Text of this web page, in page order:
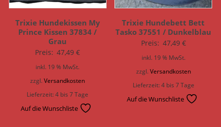
Trixie Hundekissen My
Prince Kissen 37834 /
Grau
Preis: 47,49€
inkl. 19 % MwSt.
zzgl.Versandkosten
Lieferzeit:4 bis 7 Tage
Auf die Wunschliste
Trixie Hundebett Bett
Tasko 37551 / Dunkelblau
Preis: 47,49 €
inkl. 19 % MwSt.
zzgl.Versandkosten
Lieferzeit:4 bis 7 Tage
Auf die Wunschliste